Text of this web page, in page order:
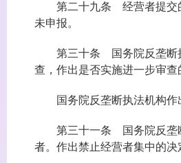
第二十九条 经营者提交的
未申报。
第三十条 国务院反垄断执
查，作出是否实施进一步审
国务院反垄断执法机构作
第三十一条 国务院反垄断
者。作出禁止经营者集中的